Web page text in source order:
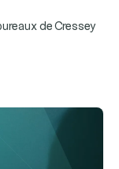
de Cressey